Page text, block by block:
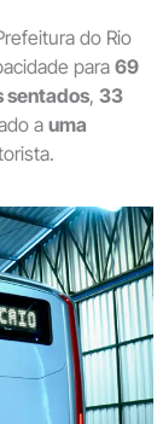
do Rio
para 69
sentados, 33
a uma